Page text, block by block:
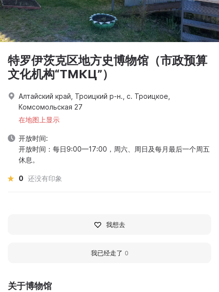
关于博物馆
特罗伊茨克区地方史博物馆（市政预算
文化机构“ТМКЦ”）
Алтайский край, Троицкий р-н., с. Троицкое,
Комсомольская 27
在地图上显示
开放时间:
开放时间：每日9:00—17:00，周六、周日及每月最后一个周五
休息。
0 还没有印象
我想去
我已经走了 0